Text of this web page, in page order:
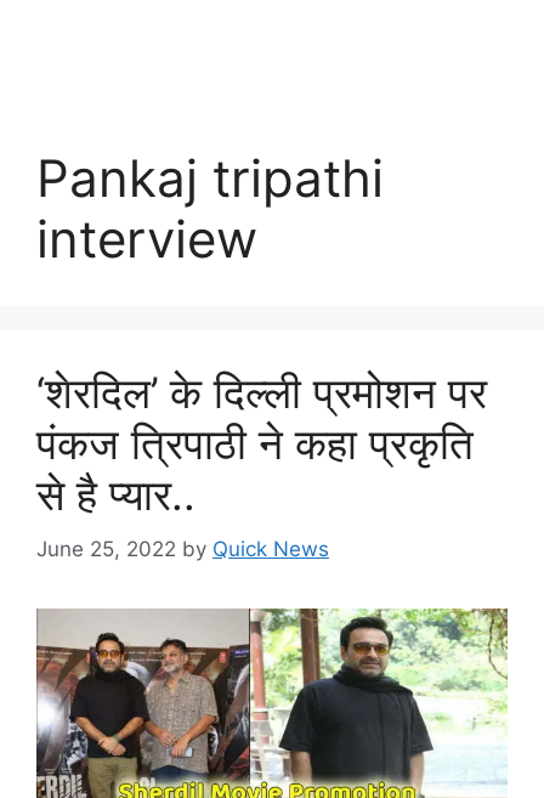
Pankaj tripathi
interview
‘शेरदिल’ के दिल्ली प्रमोशन पर
पंकज त्रिपाठी ने कहा प्रकृति
से है प्यार..
June 25, 2022 by Quick News